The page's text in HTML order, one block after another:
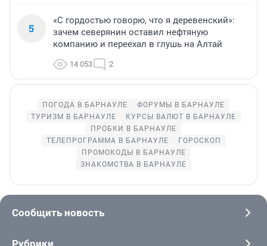
5
«С гордостью говорю, что я деревенский»:
зачем северянин оставил нефтяную
компанию и переехал в глушь на Алтай
14 053 2
ПОГОДА В БАРНАУЛЕ
ФОРУМЫ В БАРНАУЛЕ
ТУРИЗМ В БАРНАУЛЕ
КУРСЫ ВАЛЮТ В БАРНАУЛЕ
ПРОБКИ В БАРНАУЛЕ
ТЕЛЕПРОГРАММА В БАРНАУЛЕ
ГОРОСКОП
ПРОМОКОДЫ В БАРНАУЛЕ
ЗНАКОМСТВА В БАРНАУЛЕ
Сообщить новость